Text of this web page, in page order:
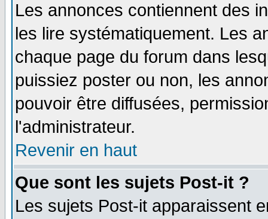
Les annonces contiennent des
les lire systématiquement. Les
chaque page du forum dans
puissiez poster ou non, les
pouvoir être diffusées,
l'administrateur.
Revenir en haut
Que sont les sujets Post-it ?
Les sujets Post-it apparaissent